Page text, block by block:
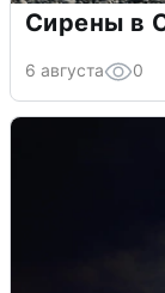
Сирены в
6 августа 0